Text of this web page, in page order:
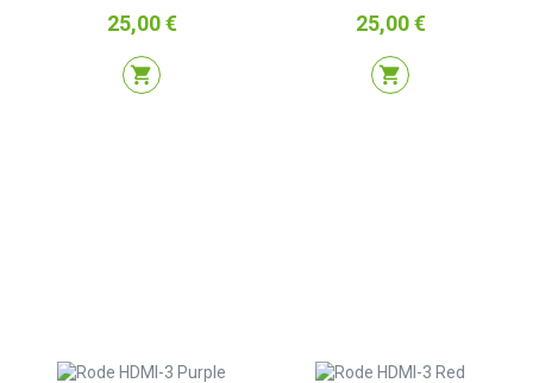
Precio
25,00 €
shopping_cart
Precio
25,00 €
shopping_cart